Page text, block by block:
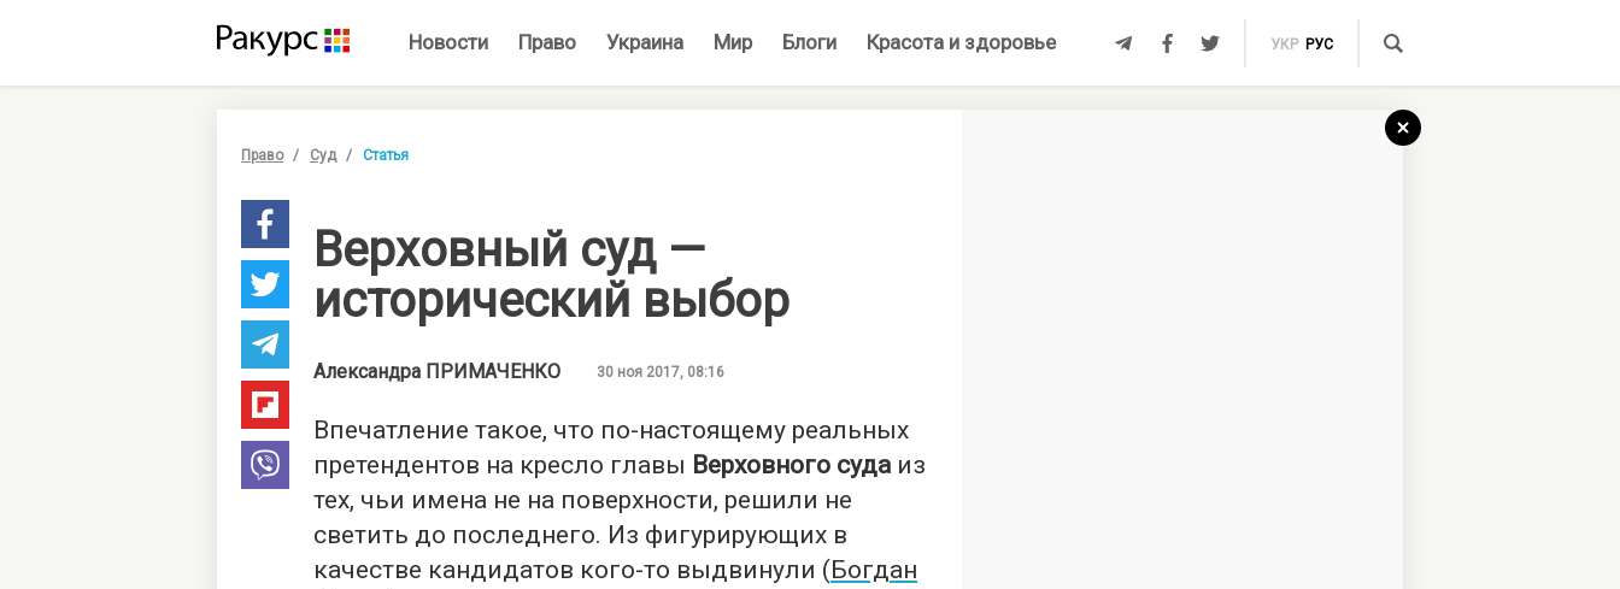
Новости Право Украина Мир Блоги Красота и здоровье УКР РУС
Право Суд Статья
Верховный суд —
исторический выбор
Александра ПРИМАЧЕНКО 30 ноя 2017, 08:16
Впечатление такое, что по-настоящему реальных
претендентов на кресло главы Верховного судаиз
тех, чьи имена не на поверхности, решили не
светить до последнего. Из фигурирующих в
качестве кандидатов кого-то выдвинули (Богдан